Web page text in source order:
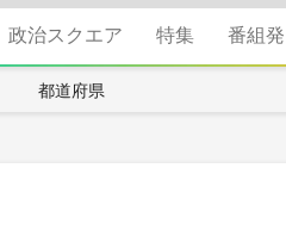
政治スクエア 特集 番組発
都道府県